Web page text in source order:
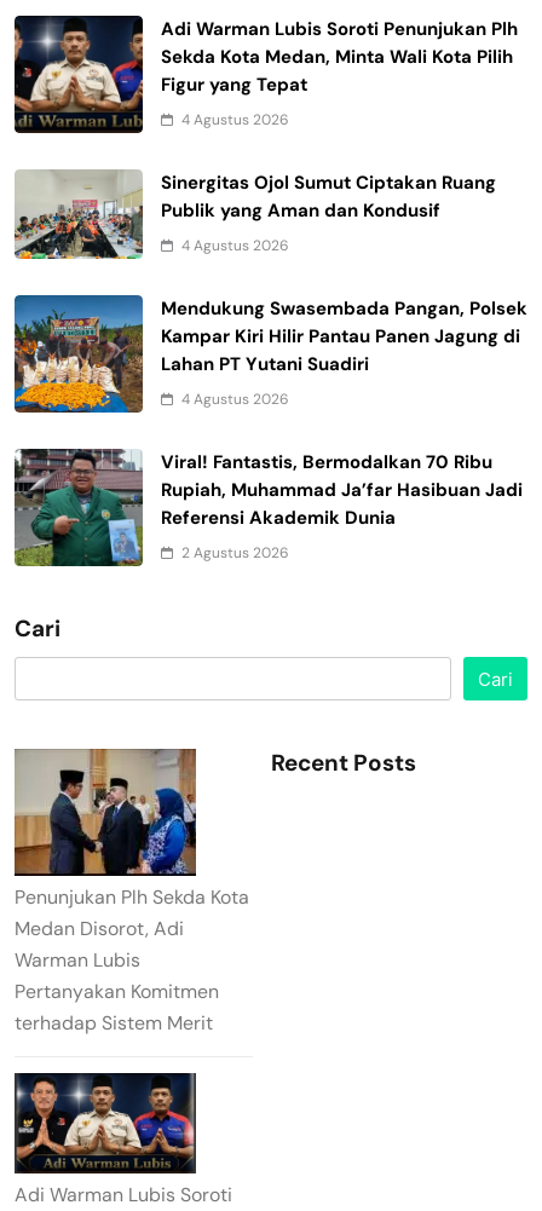
Adi Warman Lubis Soroti Penunjukan Plh
Sekda Kota Medan, Minta Wali Kota Pilih
Figur yang Tepat
4 Agustus 2026
Sinergitas Ojol Sumut Ciptakan Ruang
Publik yang Aman dan Kondusif
4 Agustus 2026
Mendukung Swasembada Pangan, Polsek
Kampar Kiri Hilir Pantau Panen Jagung di
Lahan PT Yutani Suadiri
4 Agustus 2026
Viral! Fantastis, Bermodalkan 70 Ribu
Rupiah, Muhammad Ja’far Hasibuan Jadi
Referensi Akademik Dunia
2 Agustus 2026
Cari
Cari
Penunjukan Plh Sekda Kota
Medan Disorot, Adi
Warman Lubis
Pertanyakan Komitmen
terhadap Sistem Merit
Adi Warman Lubis Soroti
Recent Posts